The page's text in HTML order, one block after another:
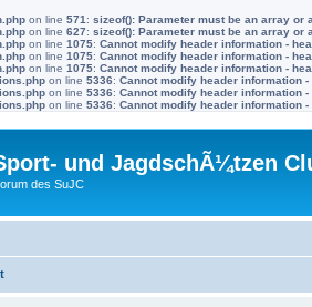
on line 571 : sizeof(): Parameter must be an array or
on line 627: sizeof(): Parameter must be an array or
on line 1075: Cannot modify header information -
on line 1075: Cannot modify header information -
on line 1075: Cannot modify header information -
on line 5336: Cannot modify header information
on line 5336: Cannot modify header information
on line 5336: Cannot modify header information
und JagdschÃ¼tzen
des SuJC